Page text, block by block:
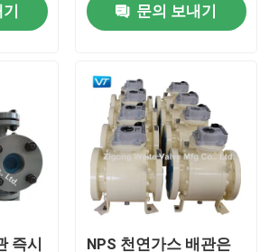
브
밸브
브
볼 밸브
랜지된 볼 밸브
문의 보내기
즉시 NPS 천연가스 배관은